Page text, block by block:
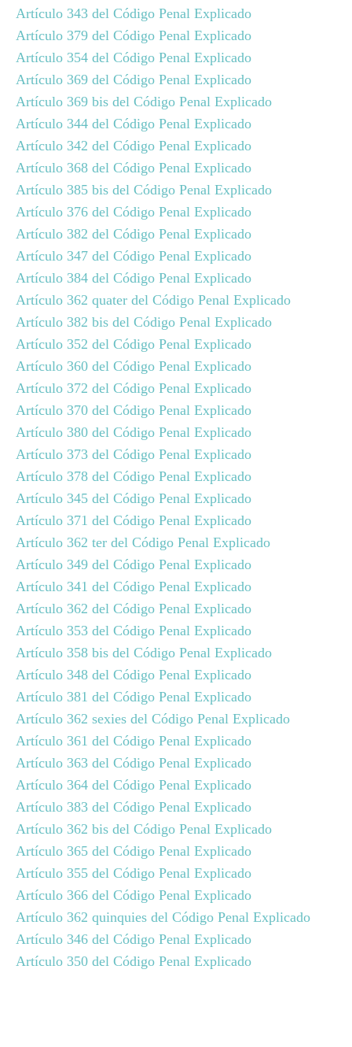
Artículo 343 del Código Penal Explicado
Artículo 379 del Código Penal Explicado
Artículo 354 del Código Penal Explicado
Artículo 369 del Código Penal Explicado
Artículo 369 bis del Código Penal Explicado
Artículo 344 del Código Penal Explicado
Artículo 342 del Código Penal Explicado
Artículo 368 del Código Penal Explicado
Artículo 385 bis del Código Penal Explicado
Artículo 376 del Código Penal Explicado
Artículo 382 del Código Penal Explicado
Artículo 347 del Código Penal Explicado
Artículo 384 del Código Penal Explicado
Artículo 362 quater del Código Penal Explicado
Artículo 382 bis del Código Penal Explicado
Artículo 352 del Código Penal Explicado
Artículo 360 del Código Penal Explicado
Artículo 372 del Código Penal Explicado
Artículo 370 del Código Penal Explicado
Artículo 380 del Código Penal Explicado
Artículo 373 del Código Penal Explicado
Artículo 378 del Código Penal Explicado
Artículo 345 del Código Penal Explicado
Artículo 371 del Código Penal Explicado
Artículo 362 ter del Código Penal Explicado
Artículo 349 del Código Penal Explicado
Artículo 341 del Código Penal Explicado
Artículo 362 del Código Penal Explicado
Artículo 353 del Código Penal Explicado
Artículo 358 bis del Código Penal Explicado
Artículo 348 del Código Penal Explicado
Artículo 381 del Código Penal Explicado
Artículo 362 sexies del Código Penal Explicado
Artículo 361 del Código Penal Explicado
Artículo 363 del Código Penal Explicado
Artículo 364 del Código Penal Explicado
Artículo 383 del Código Penal Explicado
Artículo 362 bis del Código Penal Explicado
Artículo 365 del Código Penal Explicado
Artículo 355 del Código Penal Explicado
Artículo 366 del Código Penal Explicado
Artículo 362 quinquies del Código Penal Explicado
Artículo 346 del Código Penal Explicado
Artículo 350 del Código Penal Explicado